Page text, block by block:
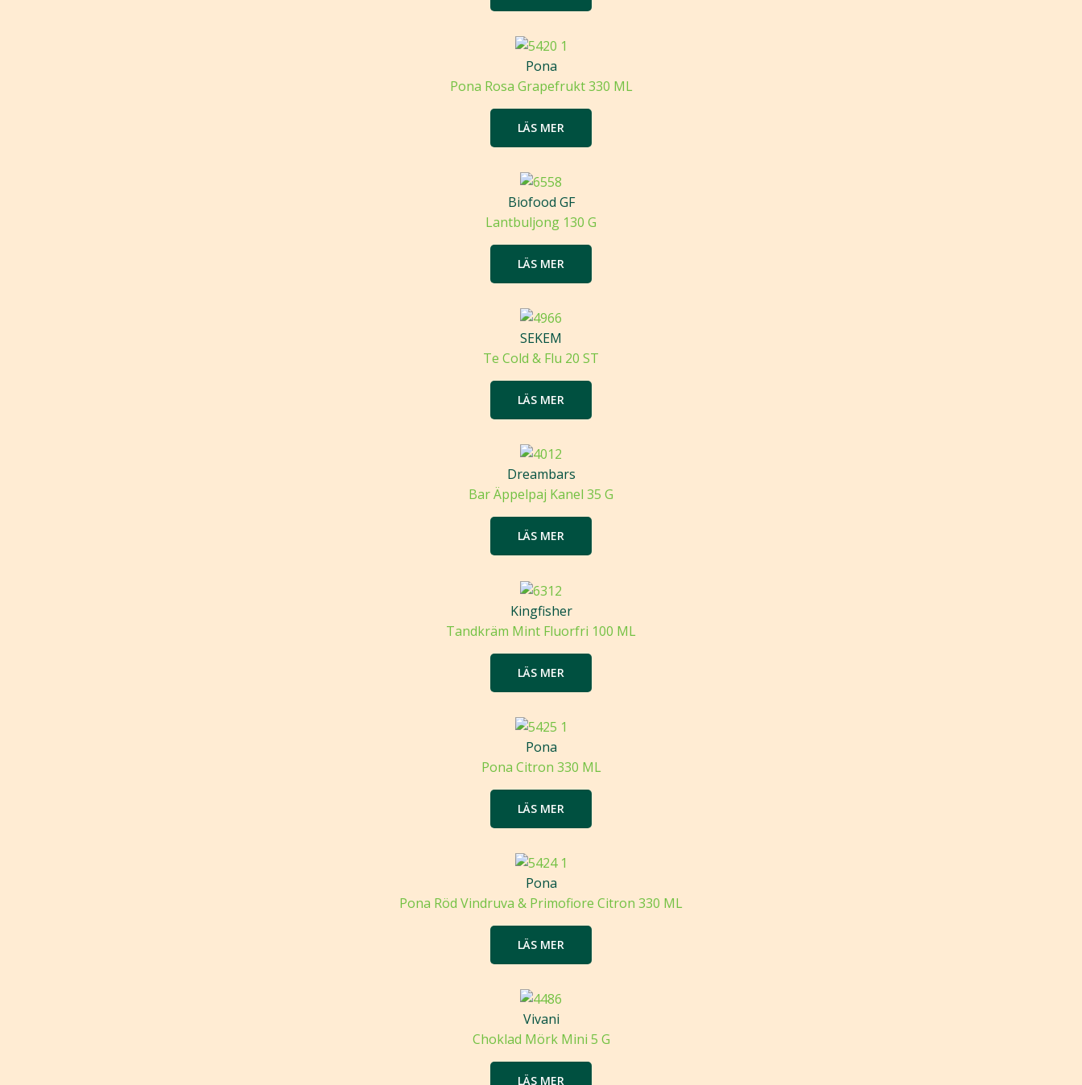
Pona
Pona Rosa Grapefrukt 330 ML
LÄS MER
Biofood GF
Lantbuljong 130 G
LÄS MER
SEKEM
Te Cold & Flu 20 ST
LÄS MER
Dreambars
Bar Äppelpaj Kanel 35 G
LÄS MER
Kingfisher
Tandkräm Mint Fluorfri 100 ML
LÄS MER
Pona
Pona Citron 330 ML
LÄS MER
Pona
Pona Röd Vindruva & Primofiore Citron 330 ML
LÄS MER
Vivani
Choklad Mörk Mini 5 G
LÄS MER